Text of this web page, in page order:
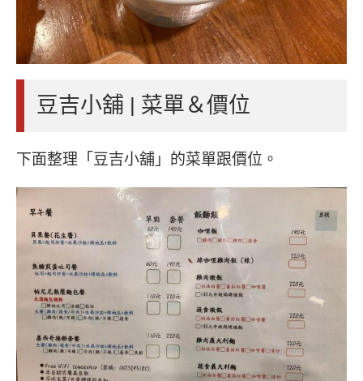
豆吉小舖 | 菜單＆價位
下面整理「豆吉小舖」的菜單跟價位。